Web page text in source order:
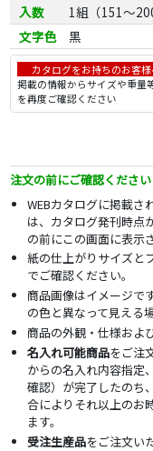
入数
1組（151～
文字色
黒
カタログをお持ちのお客様
掲載の情報からサイズや重量
を再度ご確認ください
注文の前にご確認ください
WEBカタログに掲載さ
は、カタログ発刊時点
の前にこの画面に表示
紙の仕上がりサイズと
でご確認ください。
商品画像はイメージで
の色と異なって見える
商品の外観・仕様およ
名入れ可能商品をご注
からの名入れ内容指定
確認）が完了したのち
合によりそれ以上のお
ます。
受注生産品をご注文い